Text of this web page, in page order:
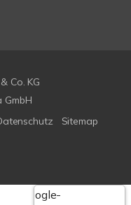
Co. KG
GmbH
Sitemap
Google-